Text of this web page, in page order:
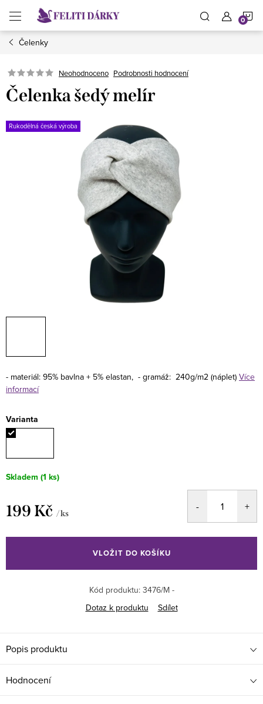
obsah
Čelenky
Neohodnoceno Podrobnosti hodnocení
Čelenka šedý melír
Rukodělná česká výroba
- materiál: 95% bavlna + 5% elastan, - gramáž: 240g/m2 (náplet) Více
informací
Varianta
Skladem (1 ks)
199 Kč / ks
cena:
VLOŽIT DO KOŠÍKU
Kód produktu: 3476/M -
Dotaz k produktu
Sdílet
Popis produktu
Hodnocení